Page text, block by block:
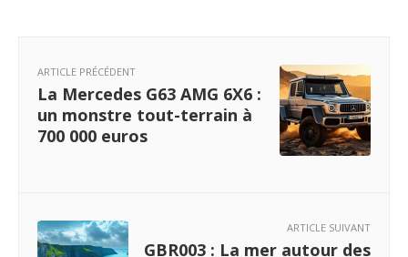
ARTICLE PRÉCÉDENT
La Mercedes G63 AMG 6X6 :
un monstre tout-terrain à
700 000 euros
ARTICLE SUIVANT
GBR003 : La mer autour des